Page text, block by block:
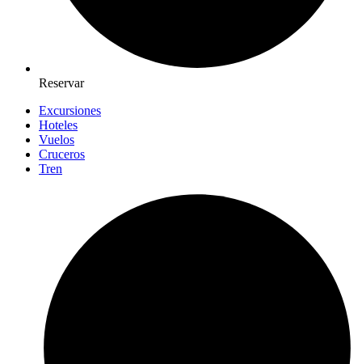
Reservar
Excursiones
Hoteles
Vuelos
Cruceros
Tren